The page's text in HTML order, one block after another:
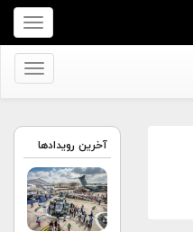
برای
نمایش
منو
برای
کنید
آخرین رویدادها